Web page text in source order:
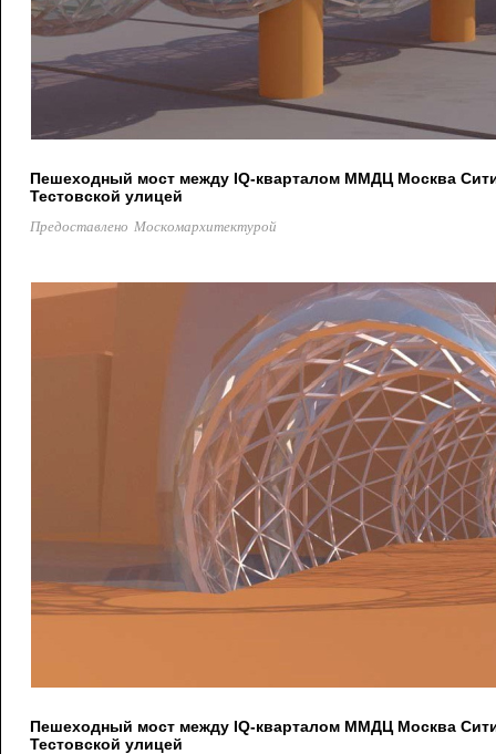
Пешеходный мост между IQ-кварталом ММДЦ Москва
Тестовской улицей
Предоставлено Москомархитектурой
Пешеходный мост между IQ-кварталом ММДЦ Москва
Тестовской улицей